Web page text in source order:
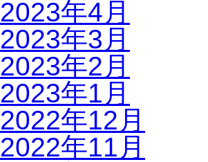
2023年4月
2023年3月
2023年2月
2023年1月
2022年12月
2022年11月